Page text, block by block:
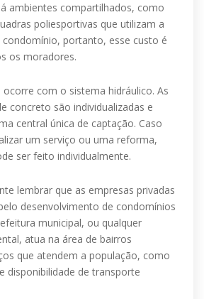
ambientes compartilhados, como
poliesportivas que utilizam a
condomínio, portanto, esse custo é
os moradores.
com o sistema hidráulico. As
concreto são individualizadas e
central única de captação. Caso
um serviço ou uma reforma,
ser feito individualmente.
lembrar que as empresas privadas
desenvolvimento de condomínios
municipal, ou qualquer
atua na área de bairros
que atendem a população, como
disponibilidade de transporte